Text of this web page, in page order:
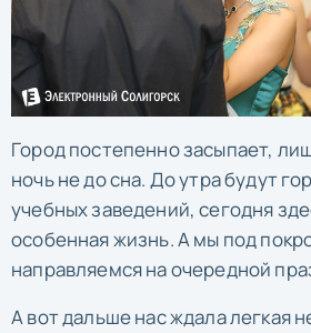
Город постепенно засыпает,
ночь не до сна. До утра будут
учебных заведений, сегодня
особенная жизнь. А мы под
направляемся на очередной
А вот дальше нас ждала легкая